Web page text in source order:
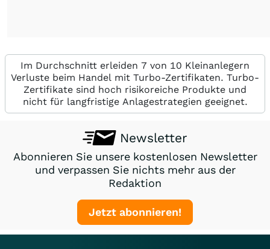
Im Durchschnitt erleiden 7 von 10 Kleinanlegern
Verluste beim Handel mit Turbo-Zertifikaten. Turbo-
Zertifikate sind hoch risikoreiche Produkte und
nicht für langfristige Anlagestrategien geeignet.
Newsletter
Abonnieren Sie unsere kostenlosen Newsletter
und verpassen Sie nichts mehr aus der
Redaktion
Jetzt abonnieren!